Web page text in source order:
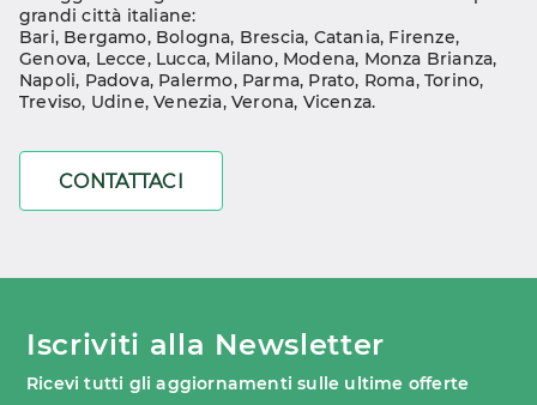
grandi città italiane:
Bari, Bergamo, Bologna, Brescia, Catania, Firenze
Genova, Lecce, Lucca, Milano, Modena, Monza Brianza
Napoli, Padova, Palermo, Parma, Prato, Roma, Torino
Treviso, Udine, Venezia, Verona, Vicenza.
CONTATTACI
Iscriviti alla Newsletter
Ricevi tutti gli aggiornamenti sulle ultime offerte